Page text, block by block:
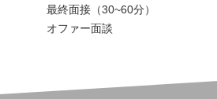
最終面接（30~60分）
オファー面談